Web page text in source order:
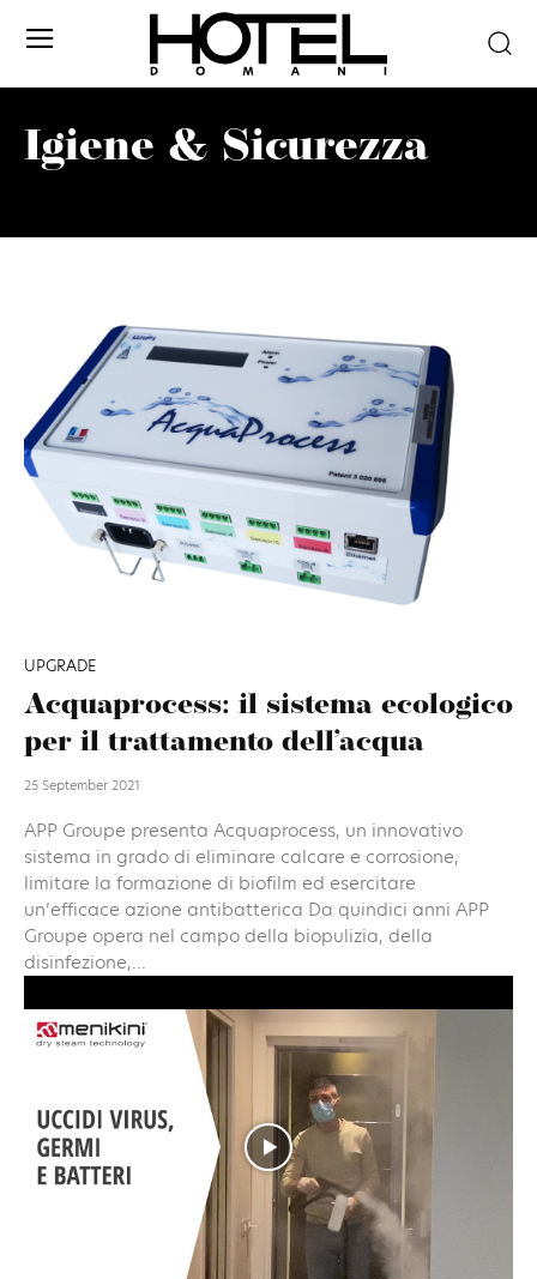
Igiene & Sicurezza
UPGRADE
Acquaprocess: il sistema ecologico
per il trattamento dell’acqua
25 September 2021
APP Groupe presenta Acquaprocess, un innovativo
sistema in grado di eliminare calcare e corrosione,
limitare la formazione di biofilm ed esercitare
un’efficace azione antibatterica Da quindici anni APP
Groupe opera nel campo della biopulizia, della
disinfezione,...